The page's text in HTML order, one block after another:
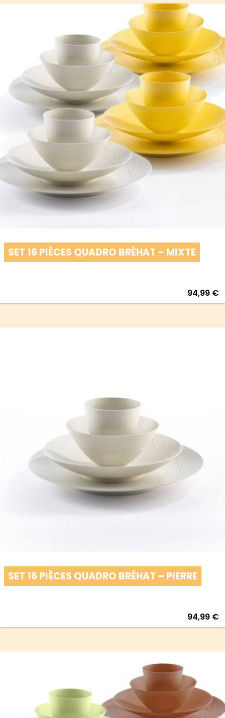
SET 16 PIÈCES QUADRO BRÉHAT – MIXTE
94,99 €
SET 16 PIÈCES QUADRO BRÉHAT – PIERRE
94,99 €